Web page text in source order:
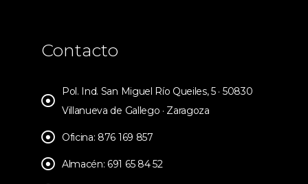
Contacto
Pol. Ind. San Miguel Río Queiles, 5 · 50830
Villanueva de Gallego · Zaragoza
Oficina: 876 169 857
Almacén: 691 65 84 52